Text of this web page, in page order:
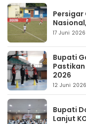
Persigar
17 Juni 2026
Bupati
2026
12 Juni 2026
Bupati
Lanjut